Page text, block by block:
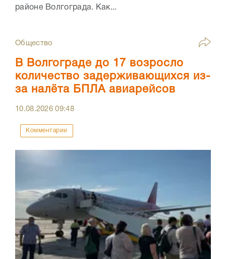
районе Волгограда. Как...
Общество
В Волгограде до 17 возросло
количество задерживающихся из-
за налёта БПЛА авиарейсов
10.08.202609:48
Комментарии